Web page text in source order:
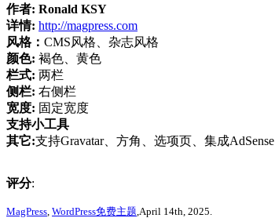
作者: Ronald KSY
详情: http://magpress.com
风格： CMS风格、杂志风格
颜色: 褐色、黄色
栏式: 两栏
侧栏: 右侧栏
宽度: 固定宽度
支持小工具
其它:支持Gravatar、方角、选项页、集成AdSense
评分:
MagPress WordPress免费主题 ,April 14th, 2025.